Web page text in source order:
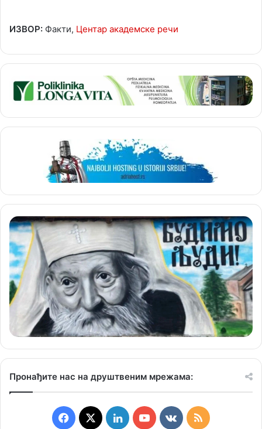
ИЗВОР: Факти, Центар академске речи
Пронађите нас на друштвеним мрежама:
F
X
L
Y
v
R